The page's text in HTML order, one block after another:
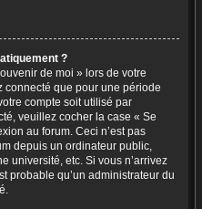
?
de moi » lors de votre
connecté que pour une période
compte soit utilisé par
veuillez cocher la case « Se
au forum. Ceci n’est pas
depuis un ordinateur public,
université, etc. Si vous n’arrivez
probable qu’un administrateur du